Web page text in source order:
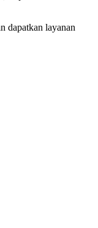
dapatkan layanan